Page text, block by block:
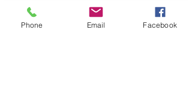
Phone Email Facebook